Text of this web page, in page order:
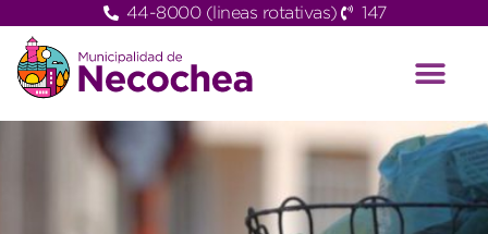
44-8000 (lineas rotativas) 147